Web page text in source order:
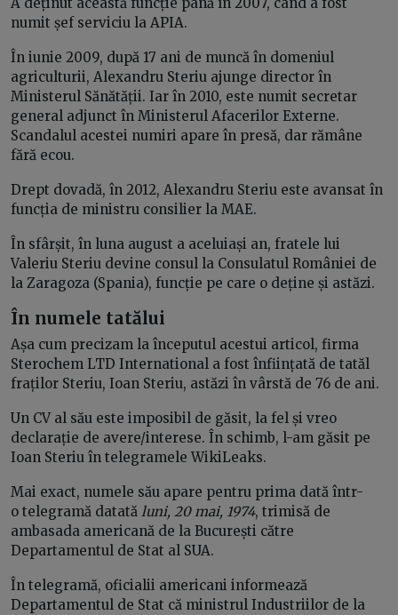
numit șef serviciu la APIA.
În iunie 2009, după 17 ani de muncă în domeniul
agriculturii, Alexandru Steriu ajunge director în
Ministerul Sănătății. Iar în 2010, este numit secretar
general adjunct în Ministerul Afacerilor Externe.
Scandalul acestei numiri apare în presă, dar rămâne
fără ecou.
Drept dovadă, în 2012, Alexandru Steriu este avansat în
funcția de ministru consilier la MAE.
În sfârșit, în luna august a aceluiași an, fratele lui
Valeriu Steriu devine consul la Consulatul României de
la Zaragoza (Spania), funcție pe care o deține și astăzi.
În numele tatălui
Așa cum precizam la începutul acestui articol, firma
Sterochem LTD International a fost înființată de tatăl
fraților Steriu, Ioan Steriu, astăzi în vârstă de 76 de ani.
Un CV al său este imposibil de găsit, la fel și vreo
declarație de avere/interese. În schimb, l-am găsit pe
Ioan Steriu în telegramele WikiLeaks.
Mai exact, numele său apare pentru prima dată într-
o telegramă datată luni, 20 mai, 1974, trimisă de
ambasada americană de la București către
Departamentul de Stat al SUA.
În telegramă, oficialii americani informează
Departamentul de Stat că ministrul Industriilor de la